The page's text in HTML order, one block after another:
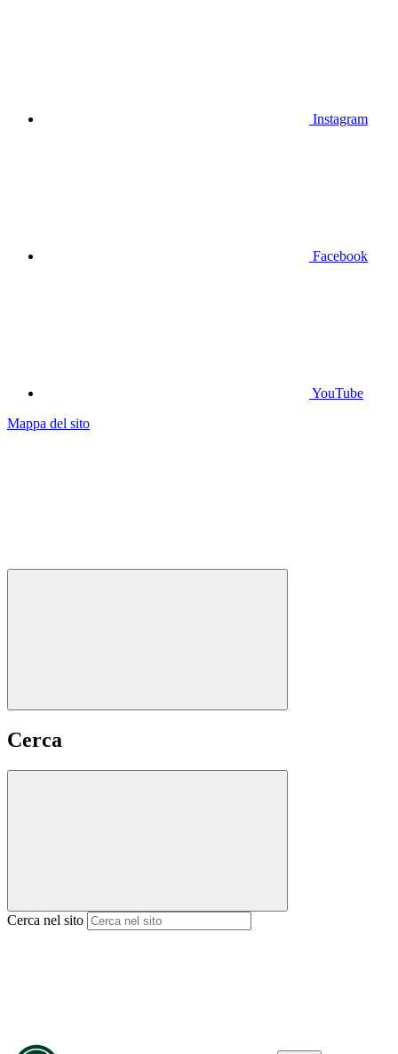
Instagram
Facebook
YouTube
Mappa del sito
Cerca
Cerca nel sito